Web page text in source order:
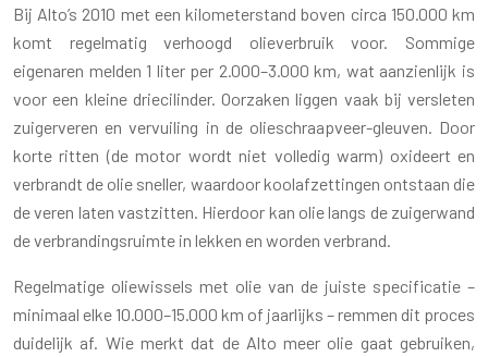
Bij Alto’s 2010 met een kilometerstand boven circa 150.000 km
komt regelmatig verhoogd olieverbruik voor. Sommige
eigenaren melden 1 liter per 2.000–3.000 km, wat aanzienlijk is
voor een kleine driecilinder. Oorzaken liggen vaak bij versleten
zuigerveren en vervuiling in de olieschraapveer-gleuven. Door
korte ritten (de motor wordt niet volledig warm) oxideert en
verbrandt de olie sneller, waardoor koolafzettingen ontstaan die
de veren laten vastzitten. Hierdoor kan olie langs de zuigerwand
de verbrandingsruimte in lekken en worden verbrand.
Regelmatige oliewissels met olie van de juiste specificatie –
minimaal elke 10.000–15.000 km of jaarlijks – remmen dit proces
duidelijk af. Wie merkt dat de Alto meer olie gaat gebruiken,